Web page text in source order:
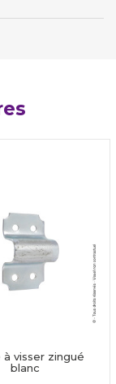
à visser zingué
blanc